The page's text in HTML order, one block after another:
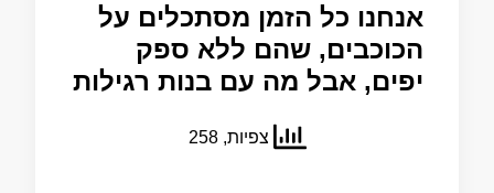
אנחנו כל הזמן מסתכלים על
הכוכבים, שהם ללא ספק
יפים, אבל מה עם בנות רגילות
צפיות, 258